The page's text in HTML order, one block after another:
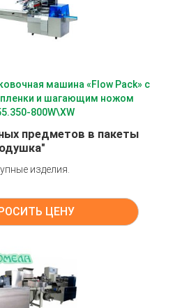
машина «Flow Pack» с
пленки и шагающим ножом
800W\XW
предметов в пакеты
изделия.
ЦЕНУ